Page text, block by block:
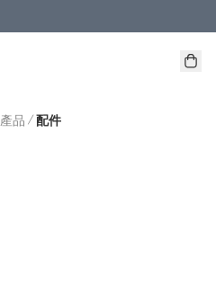
優惠！ (不適用於合作店產品、課程及預購
順豐包郵。（合作店產品亦計算在內）
品 /配件